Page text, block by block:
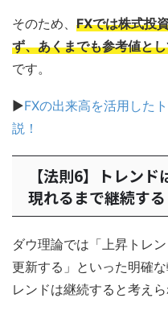
そのため、 FXでは株式投
ず、あくまでも参考値と
です。
▶FXの出来高を活用した
説！
【法則6】トレン
現れるまで継続する
ダウ理論では「上昇トレ
更新する」といった明確
レンドは継続すると考えら